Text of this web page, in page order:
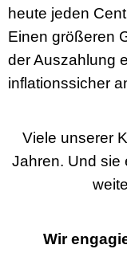
heute jeden
Einen größeren
der Auszahlung
inflationssicher
Viele unserer
Jahren. Und sie
Wir